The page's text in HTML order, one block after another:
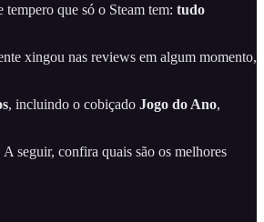
que só o Steam tem: tudo
xingou nas reviews em algum momento,
, incluindo o cobiçado Jogo do Ano,
seguir, confira quais são os melhores